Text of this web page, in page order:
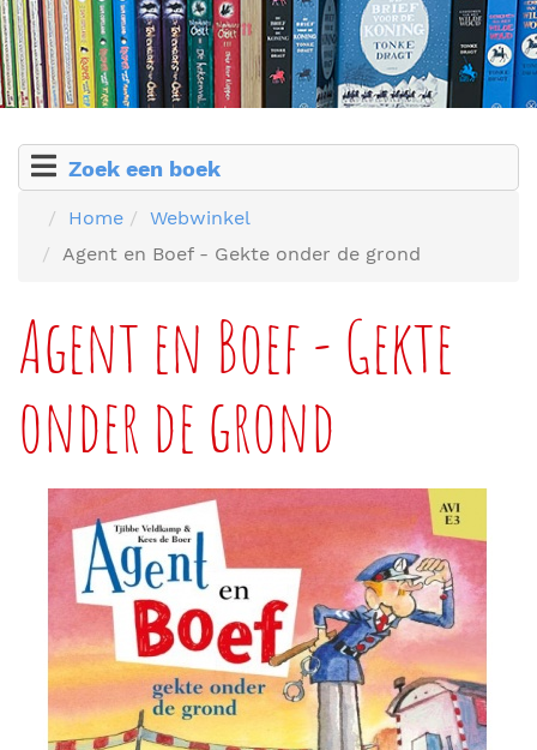
Zoek een boek
Home
Webwinkel
Agent en Boef - Gekte onder de grond
Agent en Boef - Gekte
onder de grond